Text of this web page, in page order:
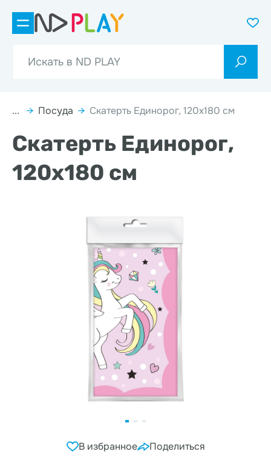
... → Посуда → Скатерть Единорог, 120х180 см
Скатерть Единорог,
120х180 см
В избранное Поделиться